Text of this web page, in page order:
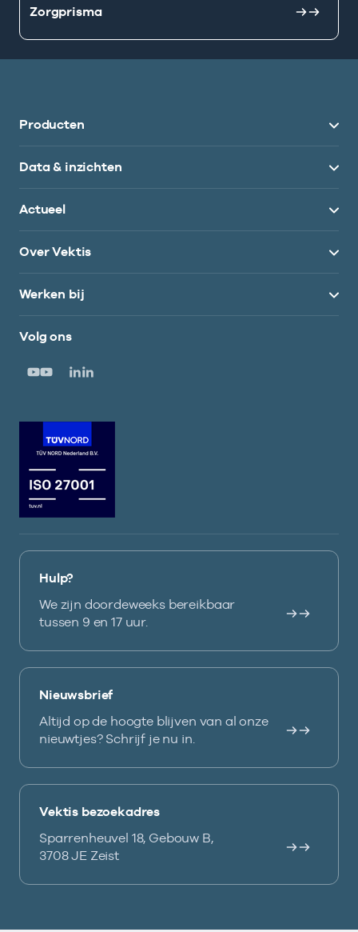
Zorgprisma
Producten
Data & inzichten
Actueel
Over Vektis
Werken bij
Volg ons
Hulp?
We zijn doordeweeks bereikbaar
tussen 9 en 17 uur.
Nieuwsbrief
Altijd op de hoogte blijven van al onze
nieuwtjes? Schrijf je nu in.
Vektis bezoekadres
Sparrenheuvel 18, Gebouw B,
3708 JE Zeist